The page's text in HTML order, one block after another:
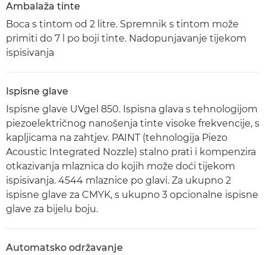
Ambalaža tinte
Boca s tintom od 2 litre. Spremnik s tintom može
primiti do 7 l po boji tinte. Nadopunjavanje tijekom
ispisivanja
Ispisne glave
Ispisne glave UVgel 850. Ispisna glava s tehnologijom
piezoelektričnog nanošenja tinte visoke frekvencije, s
kapljicama na zahtjev. PAINT (tehnologija Piezo
Acoustic Integrated Nozzle) stalno prati i kompenzira
otkazivanja mlaznica do kojih može doći tijekom
ispisivanja. 4544 mlaznice po glavi. Za ukupno 2
ispisne glave za CMYK, s ukupno 3 opcionalne ispisne
glave za bijelu boju.
Automatsko održavanje